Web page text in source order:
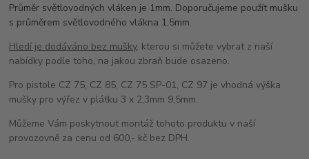
Průměr světlovodných vláken je 1mm. Doporučujeme použít mušku
s průměrem světlovodného vlákna 1,5mm.
Hledí je dodáváno bez mušky, kterou si můžete vybrat z naší
nabídky podle toho, na jakou zbraň bude osazeno.
Pro pistole CZ 75, CZ 85, CZ 75 SP-01, CZ 97 je vhodná výška
mušky pro výřez v plátku 3 x 2,3mm 9,5mm.
Můžeme Vám poskytnout montáž tohoto produktu v naší
provozovně za cenu od 600,- kč bez DPH.